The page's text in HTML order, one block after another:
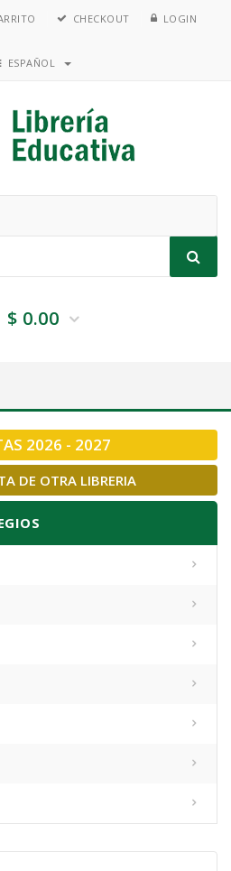
CHECKOUT LOGIN
ESPAÑOL
$ 0.00
2026 - 2027
DE OTRA LIBRERIA